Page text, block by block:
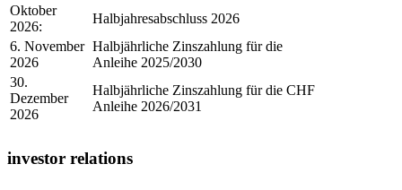
Oktober
2026:
Halbjahresabschluss 2026
6. November
2026
Halbjährliche Zinszahlung für die
Anleihe 2025/2030
30.
Dezember
2026
Halbjährliche Zinszahlung für die CHF
Anleihe 2026/2031
investor relations